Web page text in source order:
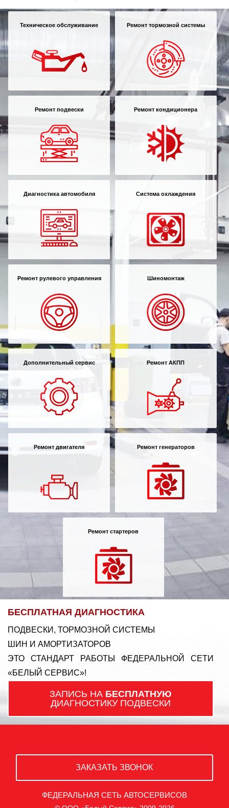
Техническое обслуживание Ремонт тормозной системы
Ремонт подвески Ремонт кондиционера
Диагностика автомобиля Система охлаждения
Ремонт рулевого управления Шиномонтаж
Дополнительный сервис Ремонт АКПП
Ремонт двигателя Ремонт генераторов
Ремонт стартеров
БЕСПЛАТНАЯ ДИАГНОСТИКА
ПОДВЕСКИ, ТОРМОЗНОЙ СИСТЕМЫ
ШИН И АМОРТИЗАТОРОВ
ЭТО СТАНДАРТ РАБОТЫ ФЕДЕРАЛЬНОЙ СЕТИ
«БЕЛЫЙ СЕРВИС»!
ЗАПИСЬ НА БЕСПЛАТНУЮ
ДИАГНОСТИКУ ПОДВЕСКИ
ЗАКАЗАТЬ ЗВОНОК
ФЕДЕРАЛЬНАЯ СЕТЬ АВТОСЕРВИСОВ